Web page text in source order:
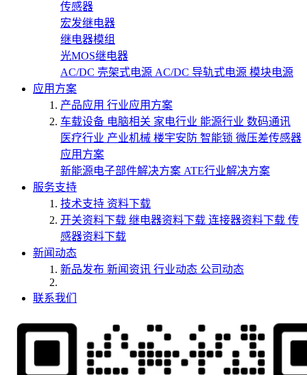
传感器
宏发继电器
继电器模组
光MOS继电器
AC/DC 壳架式电源 AC/DC 导轨式电源 模块电源
应用方案
产品应用 行业应用方案
车载设备 电脑相关 家电行业 能源行业 数码通讯
医疗行业 产业机械 楼宇安防 智能锁 微压差传感器
应用方案
新能源电子部件解决方案 ATE行业解决方案
服务支持
技术支持 资料下载
开关资料下载 继电器资料下载 连接器资料下载 传
感器资料下载
新闻动态
新品发布 新闻资讯 行业动态 公司动态
联系我们